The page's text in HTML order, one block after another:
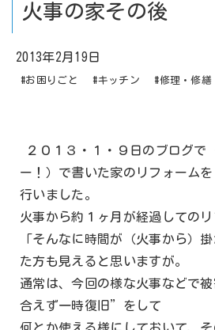
火事の家その後
2013年2月19日
#お困りごと #キッチン #修理・修繕
２０１３・１・９日のブログで
ー！）で書いた家のリフォームを
行いました。
火事から約１ヶ月が経過してのリ
「そんなに時間が（火事から）
た方も見えると思いますが。
通常は、今回の様な火事などで
合えず一時復旧”をして